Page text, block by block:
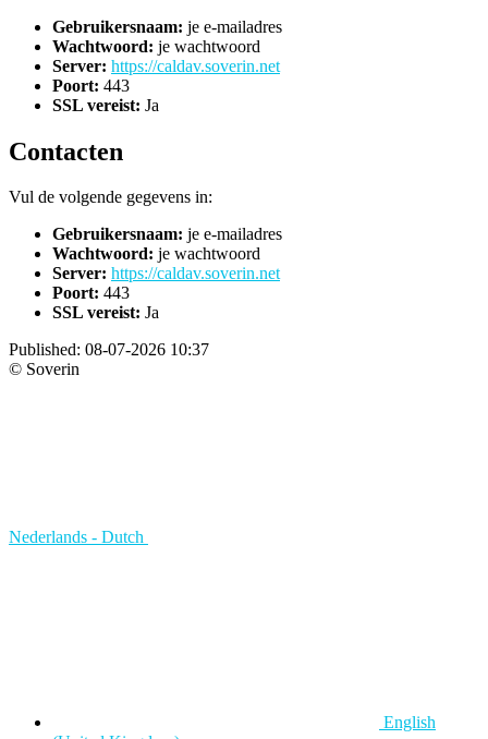
Gebruikersnaam: je e-mailadres
Wachtwoord: je wachtwoord
Server: https://caldav.soverin.net
Poort: 443
SSL vereist: Ja
Contacten
Vul de volgende gegevens in:
Gebruikersnaam: je e-mailadres
Wachtwoord: je wachtwoord
Server: https://caldav.soverin.net
Poort: 443
SSL vereist: Ja
Published: 08-07-2026 10:37
© Soverin
Nederlands - Dutch
English